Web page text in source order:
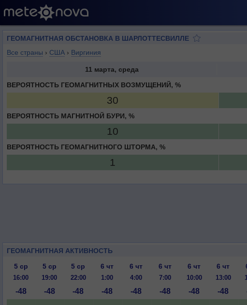
ГЕОМАГНИТНАЯ ОБСТАНОВКА В ШАРЛОТТЕСВИЛЛЕ
Все страны › США › Виргиния
11 марта, среда
ВЕРОЯТНОСТЬ ГЕОМАГНИТНЫХ ВОЗМУЩЕНИЙ, %
30
ВЕРОЯТНОСТЬ МАГНИТНОЙ БУРИ, %
10
ВЕРОЯТНОСТЬ ГЕОМАГНИТНОГО ШТОРМА, %
1
ГЕОМАГНИТНАЯ АКТИВНОСТЬ
5 ср
5 ср 5 ср 6 чт 6 чт 6 чт 6 чт 6 чт
16:00 19:00 22:00 1:00 4:00 7:00 10:00 13:00
-48 -48 -48 -48 -48 -48 -48 -48